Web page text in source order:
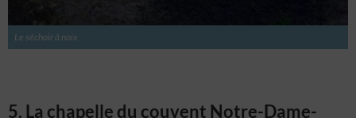
Le séchoir à noix
5. La chapelle du couvent Notre-Dame-